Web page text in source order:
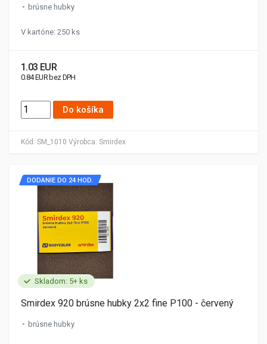
Kód: SM_1010 Výrobca: Smirdex
brúsne hubky
V kartóne: 250 ks
1.03 EUR
0.84 EUR bez DPH
Do košíka
Skladom: 5+ ks
DODANIE DO 24 HOD.
Smirdex 920 brúsne hubky 2x2 fine P100 - červený
brúsne hubky